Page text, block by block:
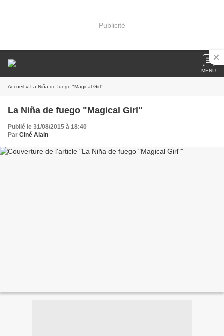
Publicité
MENU
Accueil » La Niña de fuego "Magical Girl"
La Niña de fuego "Magical Girl"
Publié le 31/08/2015 à 18:40
Par Ciné Alain